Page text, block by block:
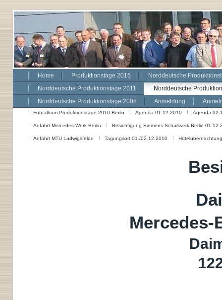
Home Produktionstage 2015
Norddeutsche
Norddeutsche Produktionstage 2011
Norddeutsche
Norddeutsche Produktionstage 2008
Anmeldung
Fotoalbum Produktionstage 2010 Berlin Agenda 01.12.2010 Agenda
Anfahrt Mercedes Werk Berlin Besichtigung Siemens Schaltwerk Berlin
Anfahrt MTU Ludwigsfelde Tagungsort 01./02.12.2010
Mercedes-